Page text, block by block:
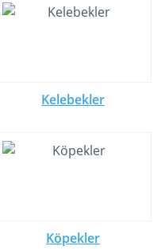
Kelebekler
Köpekler